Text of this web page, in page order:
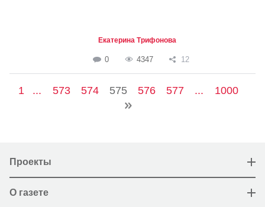
Екатерина Трифонова
0 4347 12
1 ... 573 574 575 576 577 ... 1000
Проекты
О газете